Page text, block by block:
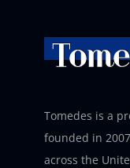
Tomedes is a
founded in
across the